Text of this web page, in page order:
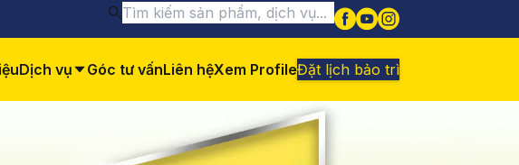
Dịch vụ Góc tư vấnLiên hệXem ProfileĐặt lịch bảo trì